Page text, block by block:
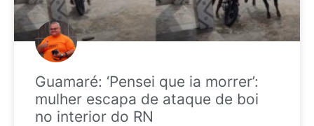
Guamaré: ‘Pensei que ia morrer’:
mulher escapa de ataque de boi
no interior do RN